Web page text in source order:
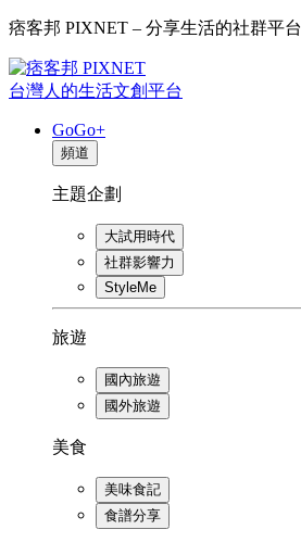
痞客邦 PIXNET – 分享生活的社群平台
台灣人的生活文創平台
GoGo+
頻道
主題企劃
大試用時代
社群影響力
StyleMe
旅遊
國內旅遊
國外旅遊
美食
美味食記
食譜分享